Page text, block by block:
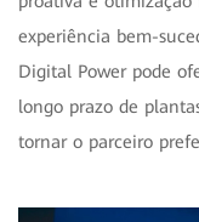
experiência bem-
Digital Power pode
longo prazo de
tornar o parceiro